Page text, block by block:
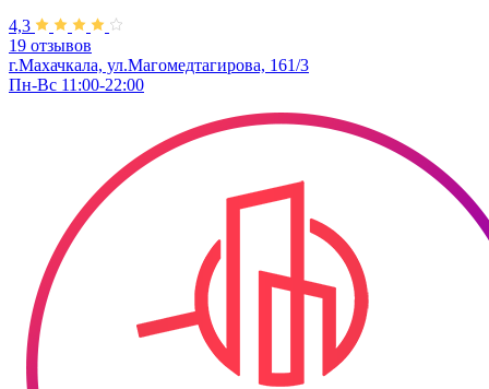
4,3
19 отзывов
г.Махачкала, ул.Магомедтагирова, 161/3
Пн-Вс 11:00-22:00